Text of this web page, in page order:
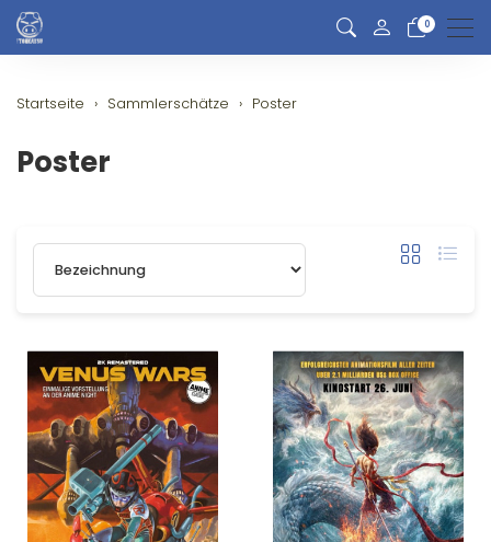
0
Startseite Sammlerschätze Poster
Poster
Sortierung